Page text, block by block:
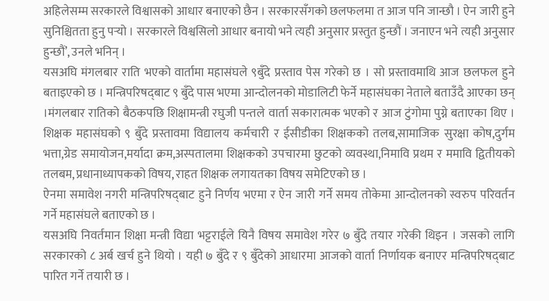
अहिलेसम्म सरकारले विश्वासको आधार बनाएको छैन । सरकारसँगको छलफलमा त आज पनि जान्छौ । ऐन जारी हुने
सुनिश्चितता हुनु पर्‍यो । सरकारले विश्वसिलो आधार बनायो भने त्यही अनुसार प्रस्तुत हुन्छौं । जनाएन भने त्यही अनुसार
हुन्छौं’, उनले भनिन् ।
यसअघि मंगलबार राति भएको वार्तामा महासंघले ९बुँदे प्रस्ताव पेस गरेको छ । सो प्रस्तावमाथि आज छलफल हुने
बताइएको छ । मन्त्रिपरिषद्‍बाट ९ बुँदे पास भएमा आन्दोलनको मोडालिटी फेर्ने महासंघका नेताले बताउँदै आएका छन्
।मंगलबार रातिको बैठकपछि शिक्षामन्त्री रघुजी पन्तले वार्ता सकारात्मक भएको र आज टुंगोमा पुग्ने बताएका थिए ।
शिक्षक महासंघको ९ बुँदे प्रस्तावमा विद्यालय कर्मचारी र ईसीडीका शिक्षकको तलब,सामाजिक सुरक्षा कोष,दुर्गम
भत्ता,ग्रेड समायोजन,मर्यादा क्रम,अस्पतालमा शिक्षकको उपचारमा छुटको व्यवस्था,निमावि प्रथम र ममावि द्वितीयको
तलबम, प्रधानाध्यापकको विषय, राहत शिक्षक लगायतका विषय समेटिएको छ ।
ऐनमा समावेश नगरी मन्त्रिपरिषद्‍बाट हुने निर्णय भएमा र ऐन जारी गर्ने समय तोकेमा आन्दोलनको स्वरुप परिवर्तन
गर्ने महासंघले बताएको छ ।
यसअघि निवर्तमान शिक्षा मन्त्री विद्या भट्टराईले यिनै विषय समावेश गरेर ७ बुँदे तयार गरेकी थिइन । जसको लागि
सरकारको ८ अर्ब खर्च हुने थियो । यही ७ बुँदे र ९ बुँदेको आधारमा आजको वार्ता निर्णायक बनाएर मन्त्रिपरिषद्‍बाट
पारित गर्ने तयारी छ ।